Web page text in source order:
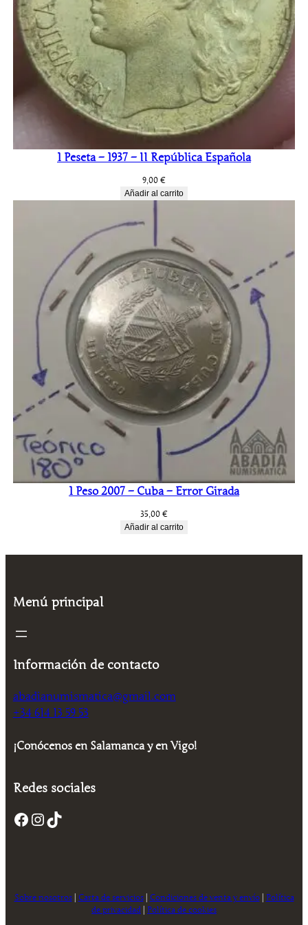
1 Peseta – 1937 – II República Española
9,00 €
Añadir al carrito
1 Peso 2007 – Cuba – Error Girada
35,00 €
Añadir al carrito
Menú principal
Información de contacto
abadianumismatica@gmail.com
+34 614 13 59 53
¡Conócenos en Salamanca y en Vigo!
Redes sociales
Facebook InstagramTikTok
Sobre nosotros| Carta de servicios| Condiciones de venta y envío| Política
de privacidad
Política de cookies